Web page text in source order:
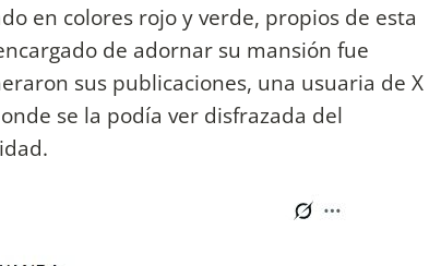
en colores rojo y verde, propios de esta
de adornar su mansión fue
sus publicaciones, una usuaria de X
se la podía ver disfrazada del